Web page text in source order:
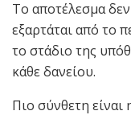
Το αποτέλεσμα δεν
εξαρτάται από το
το στάδιο της
κάθε δανείου.
Πιο σύνθετη είναι